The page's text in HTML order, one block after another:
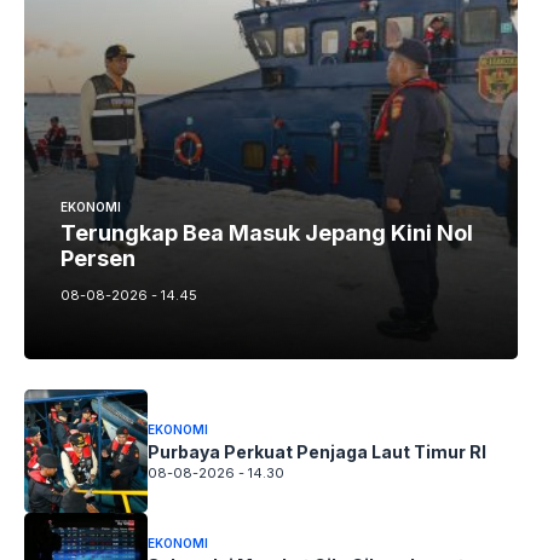
EKONOMI
Terungkap Bea Masuk Jepang Kini Nol
Persen
08-08-2026 - 14.45
EKONOMI
Purbaya Perkuat Penjaga Laut Timur RI
08-08-2026 - 14.30
EKONOMI